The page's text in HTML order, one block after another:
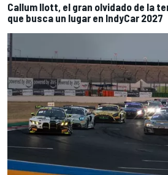
Callum Ilott, el gran olvidado de la
que busca un lugar en IndyCar 2027